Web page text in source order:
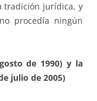
tradición jurídica, y
procedía ningún
de 1990) y la
julio de 2005)